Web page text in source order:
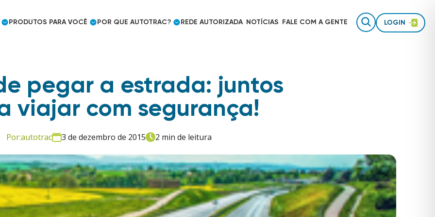
Cargas frigorificadas
Eficiência logística
Controle de jornada
Mercado Segurador
Gestão de equipes de campo
Rastreamento para uso pessoal
Acessórios de segurança
PRODUTOS PARA VOCÊ
Caminhoneiro Autônomo
Mercado Segurador
Uso pessoal
POR QUE AUTOTRAC?
Prêmios e Reconhecimento
REDE AUTORIZADA NOTÍCIAS FALE COM A GENTE LOGIN
pegar a estrada: juntos
viajar com segurança!
Por:autotrac 3 de dezembro de 2015 2 min de leitura